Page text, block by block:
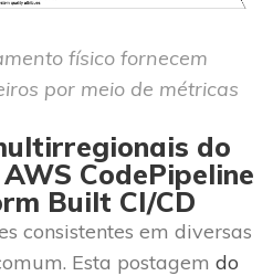
físico fornecem
por meio de métricas
do
CodePipeline
Built CI/CD
consistentes em diversas
Esta postagem do